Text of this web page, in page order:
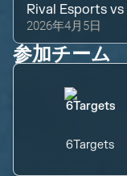
Rival Esports vs
2026年4月5日
参加チーム
6Targets